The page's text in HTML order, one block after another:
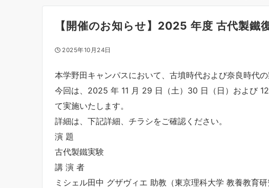
【開催のお知らせ】2025 年度 古代製鐵
2025年10月24日
本学野田キャンパスにおいて、古墳時代および奈良時代
今回は、2025 年 11 月 29 日（土）30 日（日）および
て実施いたします。
詳細は、下記詳細、チラシをご確認ください。
演 題
古代製鐵実験
講 演 者
ミシェル田中 グザヴィエ 助教（東京理科大学 教養教育研